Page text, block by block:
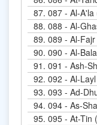
87.
88.
89.
90.
91.
92.
93.
94.
95.